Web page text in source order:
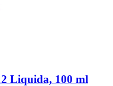
Liquida, 100 ml